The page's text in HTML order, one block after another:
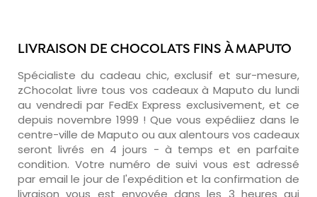
LIVRAISON DE CHOCOLATS FINS À MAPUTO
Spécialiste du cadeau chic, exclusif et sur-mesure,
zChocolat livre tous vos cadeaux à Maputo du lundi
au vendredi par FedEx Express exclusivement, et ce
depuis novembre 1999 ! Que vous expédiiez dans le
centre-ville de Maputo ou aux alentours vos cadeaux
seront livrés en 4 jours - à temps et en parfaite
condition. Votre numéro de suivi vous est adressé
par email le jour de l'expédition et la confirmation de
livraison vous est envoyée dans les 3 heures qui